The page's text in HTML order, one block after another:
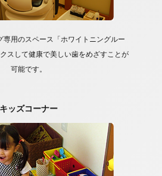
専用のスペース「ホワイトニングルー
スして健康で美しい歯をめざすことが
可能です。
キッズコーナー